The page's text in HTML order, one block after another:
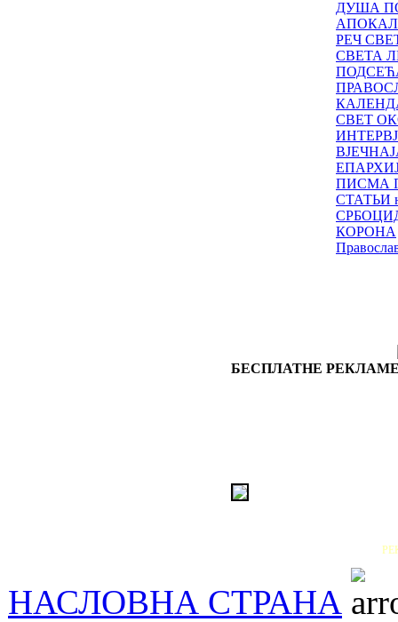
ДУША
РЕЧ
СВЕТА
СВЕТ
ПИСМА
СТАТЬИ
КОРОНА
БЕСПЛАТНЕ
НАСЛОВНА СТРАНА